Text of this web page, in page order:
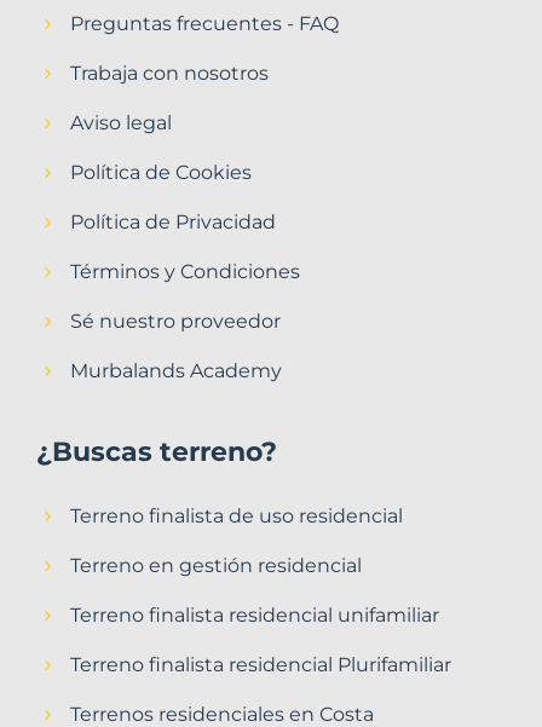
Preguntas frecuentes - FAQ
Trabaja con nosotros
Aviso legal
Política de Cookies
Política de Privacidad
Términos y Condiciones
Sé nuestro proveedor
Murbalands Academy
¿Buscas terreno?
Terreno finalista de uso residencial
Terreno en gestión residencial
Terreno finalista residencial unifamiliar
Terreno finalista residencial Plurifamiliar
Terrenos residenciales en Costa